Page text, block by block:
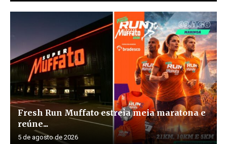
Fresh Run Muffato estreia meia maratona e
reúne...
5 de agosto de 2026